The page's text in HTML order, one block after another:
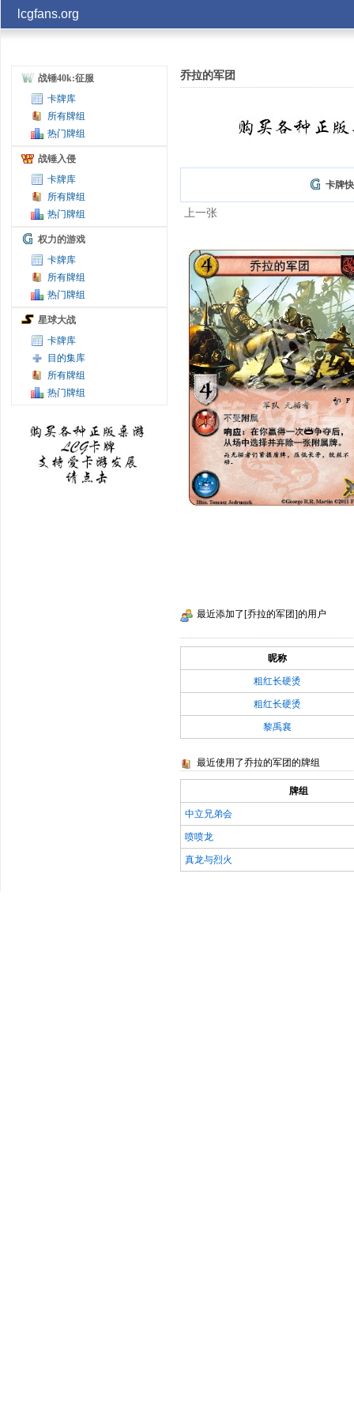
lcgfans.org
战锤40k:征服
卡牌库
所有牌组
热门牌组
战锤入侵
卡牌库
所有牌组
热门牌组
权力的游戏
卡牌库
所有牌组
热门牌组
星球大战
卡牌库
目的集库
所有牌组
热门牌组
乔拉的军团
卡牌
上一张
最近添加了[乔拉的军团]的用户
昵称
粗红长硬烫
粗红长硬烫
黎禹襄
最近使用了乔拉的军团的牌组
牌组
中立兄弟会
喷喷龙
真龙与烈火